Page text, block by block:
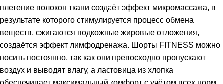
плетение волокон ткани создаёт эффект микромассажа, в
результате которого стимулируется процесс обмена
веществ, сжигаются подкожные жировые отложения,
создаётся эффект лимфодренажа. Шорты FITNESS можно
носить постоянно, так как они превосходно пропускают
воздух и выводят влагу, а ластовица из хлопка
обеспечивает максимальный комфорт с учётом всех норм